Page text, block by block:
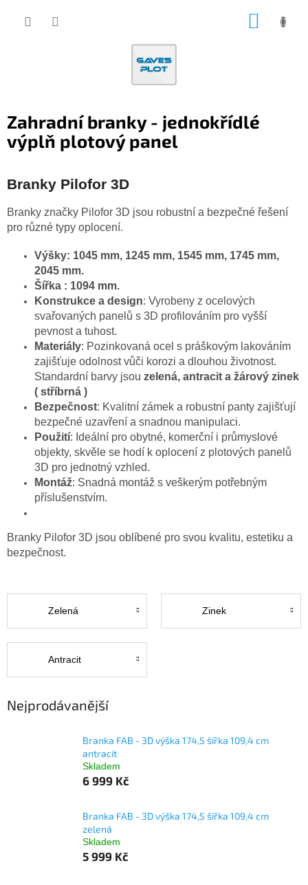
Zahradní branky - jednokřídlé
výplň plotový panel
Branky Pilofor 3D
Branky značky Pilofor 3D jsou robustní a bezpečné řešení
pro různé typy oplocení.
Výšky: 1045 mm, 1245 mm, 1545 mm, 1745 mm,
2045 mm.
Šířka : 1094 mm.
Konstrukce a design: Vyrobeny z ocelových
svařovaných panelů s 3D profilováním pro vyšší
pevnost a tuhost.
Materiály: Pozinkovaná ocel s práškovým lakováním
zajišťuje odolnost vůči korozi a dlouhou životnost.
Standardní barvy jsou zelená, antracit a žárový zinek
( stříbrná )
Bezpečnost: Kvalitní zámek a robustní panty zajišťují
bezpečné uzavření a snadnou manipulaci.
Použití: Ideální pro obytné, komerční i průmyslové
objekty, skvěle se hodí k oplocení z plotových panelů
3D pro jednotný vzhled.
Montáž: Snadná montáž s veškerým potřebným
příslušenstvím.
Branky Pilofor 3D jsou oblíbené pro svou kvalitu, estetiku a
bezpečnost.
Zelená Zinek
Antracit
Nejprodávanější
Branka FAB - 3D výška 174,5 šířka 109,4 cm
antracit
Skladem
6 999 Kč
Branka FAB - 3D výška 174,5 šířka 109,4 cm
zelená
Skladem
5 999 Kč